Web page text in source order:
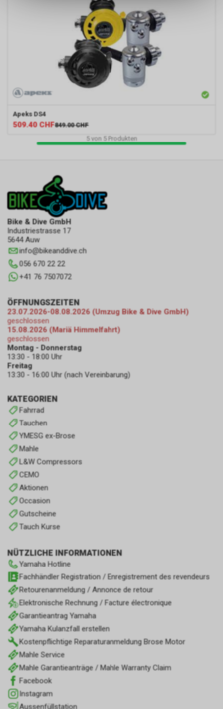
Apeks DS4
509.40 CHF849.00 CHF
5 von 5 Produkten
Bike & Dive GmbH
Industriestrasse 17
5644 Auw
info@bikeanddive.ch
056 670 22 22
+41 76 7507072
KATEGORIEN
Fahrrad
Tauchen
YMESG ex-Brose
Mahle
L&W Compressors
CEMO
Aktionen
Occasion
Gutscheine
Tauch Kurse
NÜTZLICHE INFORMATIONEN
Yamaha Hotline
Fachhändler Registration / Enregistrement des revendeurs
Retourenanmeldung / Annonce de retour
Elektronische Rechnung / Facture électronique
Garantieantrag Yamaha
Yamaha Kulanzfall erstellen
Kostenpflichtige Reparaturanmeldung Brose Motor
Mahle Service
Mahle Garantieanträge / Mahle Warranty Claim
Facebook
Instagram
Aussenfüllstation
ÖFFNUNGSZEITEN
23.07.2026-08.08.2026 (Umzug Bike & Dive GmbH)
geschlossen
15.08.2026 (Mariä Himmelfahrt)
geschlossen
Montag - Donnerstag
13:30 - 18:00 Uhr
Freitag
13:30 - 16:00 Uhr (nach Vereinbarung)
dass die gespeicherten Daten
keinerlei Rückschlüsse auf Ihre
persönlichen Informationen
zulassen.